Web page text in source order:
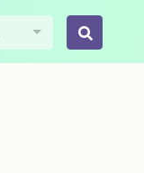
Aplicar